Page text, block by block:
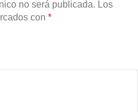
no será publicada. Los
con *